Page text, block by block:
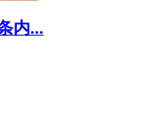
内...